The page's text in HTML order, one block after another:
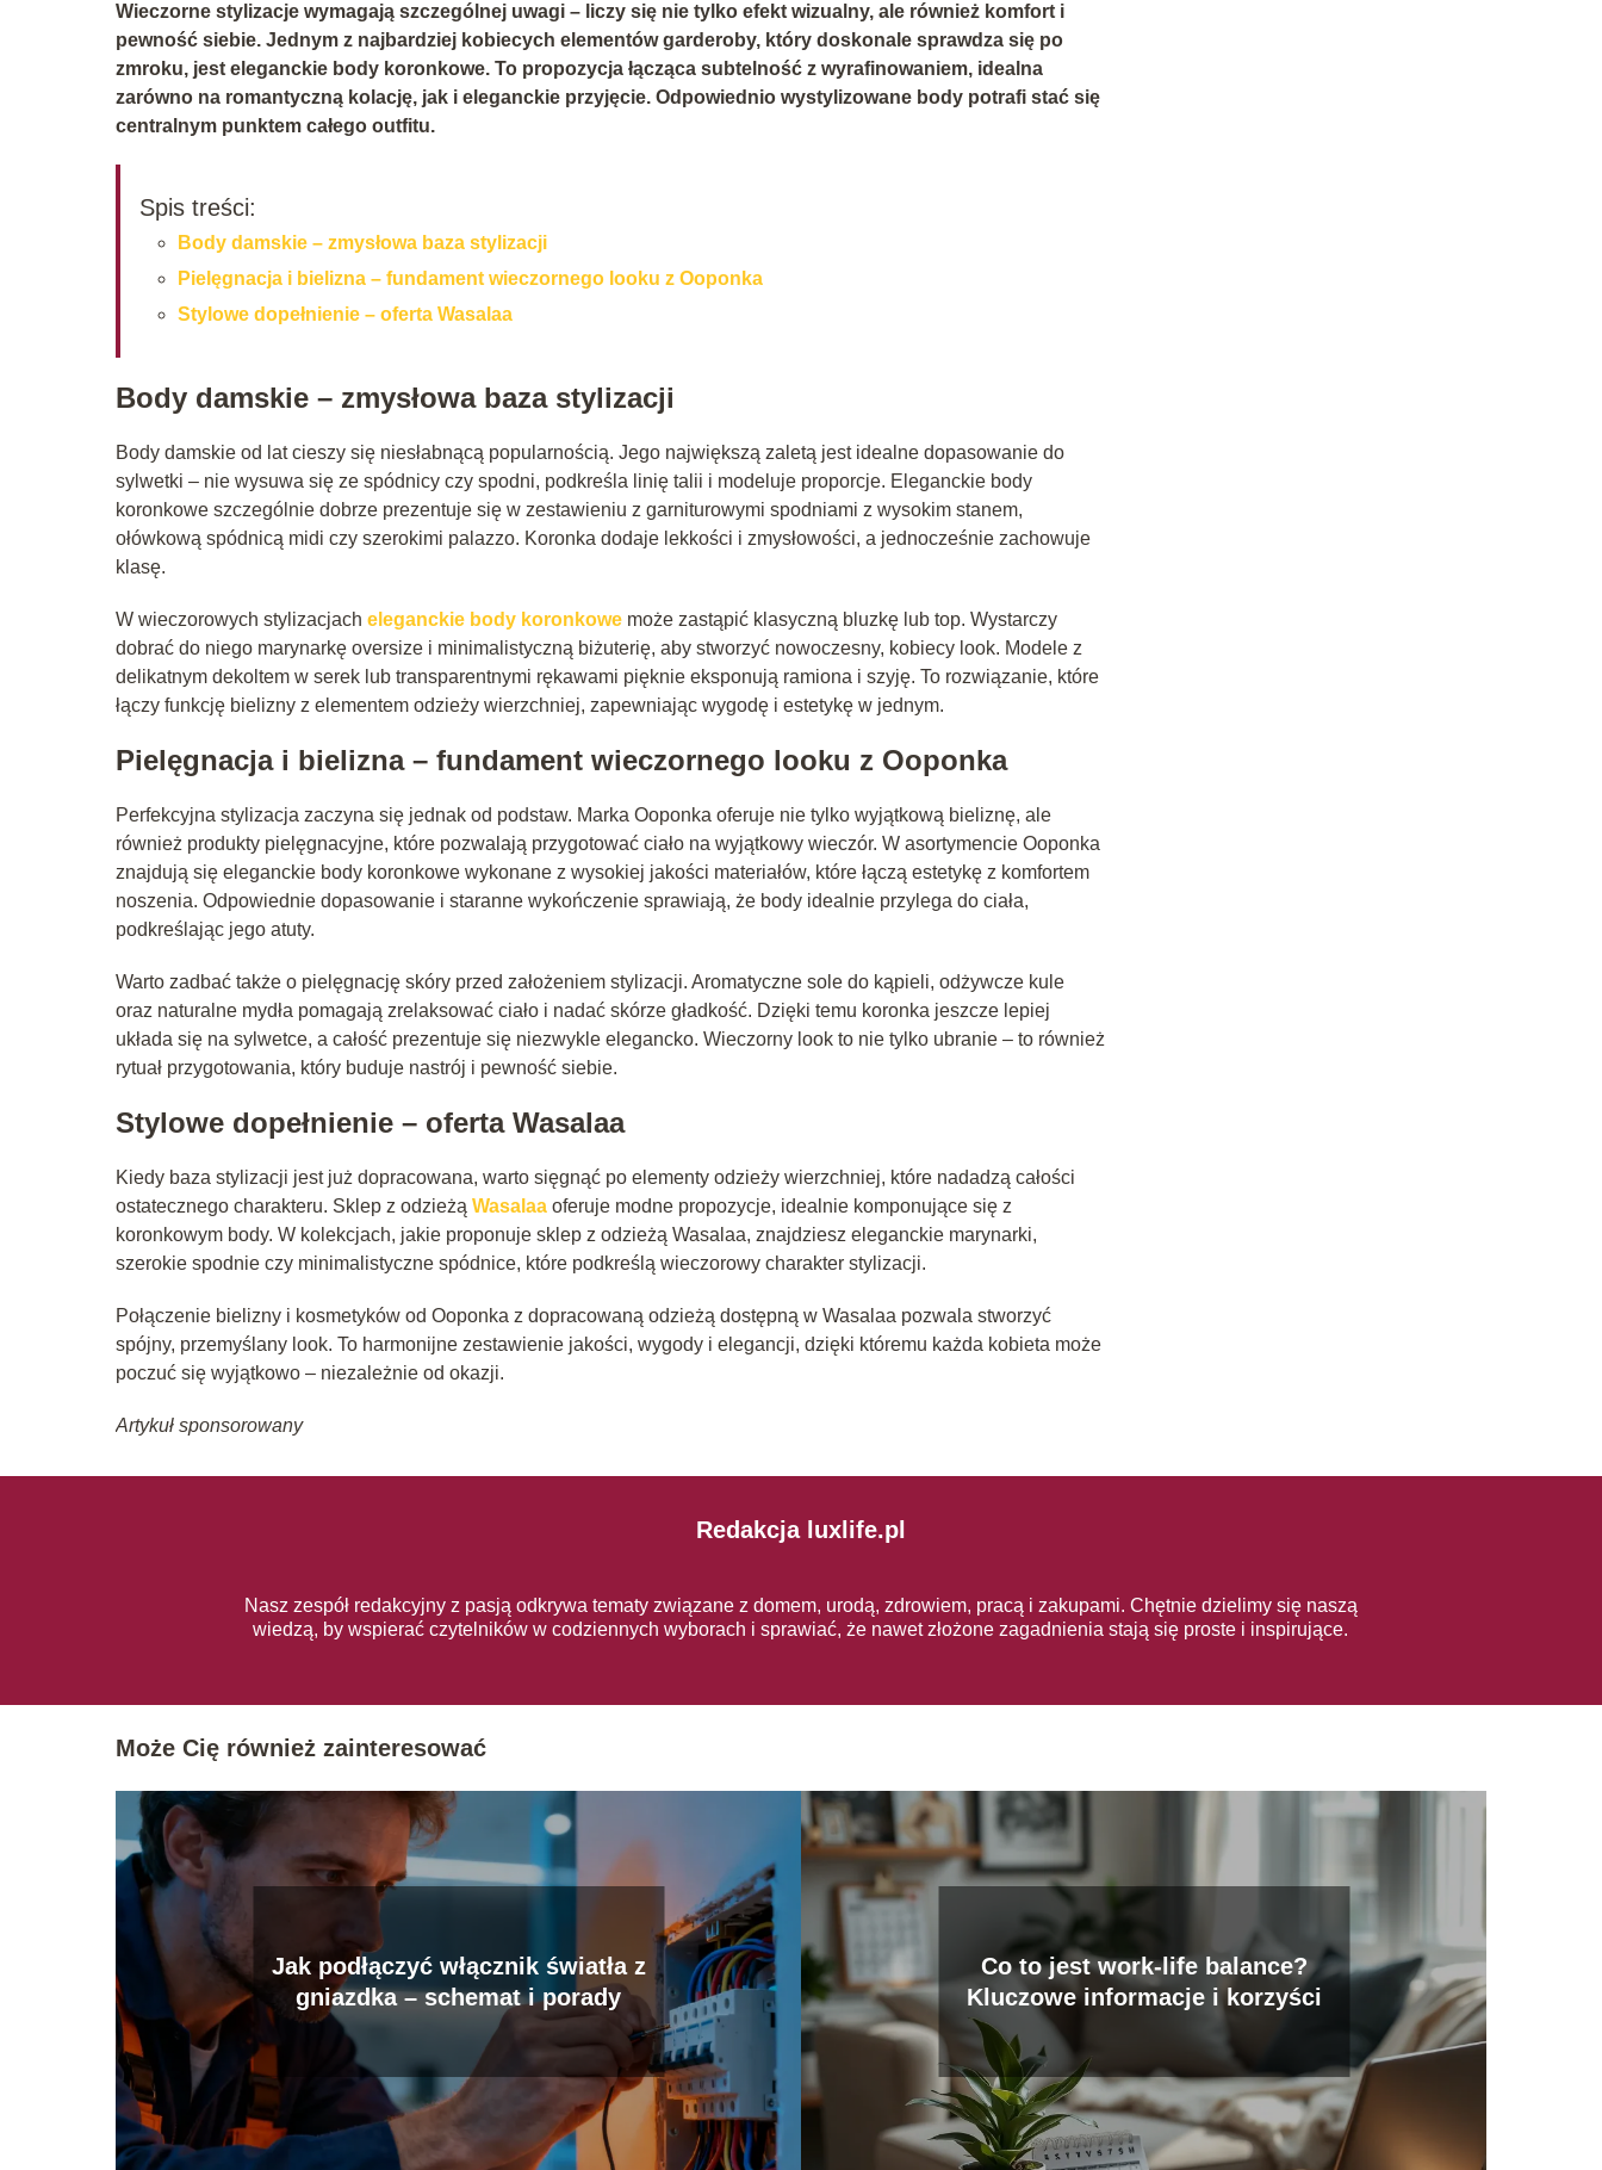
Wieczorne stylizacje wymagają szczególnej uwagi – liczy się nie tylko efekt wizualny, ale również komfort i
pewność siebie. Jednym z najbardziej kobiecych elementów garderoby, który doskonale sprawdza się po
zmroku, jest eleganckie body koronkowe. To propozycja łącząca subtelność z wyrafinowaniem, idealna
zarówno na romantyczną kolację, jak i eleganckie przyjęcie. Odpowiednio wystylizowane body potrafi stać się
centralnym punktem całego outfitu.
Spis treści:
Body damskie – zmysłowa baza stylizacji
Pielęgnacja i bielizna – fundament wieczornego looku z Ooponka
Stylowe dopełnienie – oferta Wasalaa
Body damskie – zmysłowa baza stylizacji
Body damskie od lat cieszy się niesłabnącą popularnością. Jego największą zaletą jest idealne dopasowanie do
sylwetki – nie wysuwa się ze spódnicy czy spodni, podkreśla linię talii i modeluje proporcje. Eleganckie body
koronkowe szczególnie dobrze prezentuje się w zestawieniu z garniturowymi spodniami z wysokim stanem,
ołówkową spódnicą midi czy szerokimi palazzo. Koronka dodaje lekkości i zmysłowości, a jednocześnie zachowuje
klasę.
W wieczorowych stylizacjach eleganckie body koronkowe może zastąpić klasyczną bluzkę lub top. Wystarczy
dobrać do niego marynarkę oversize i minimalistyczną biżuterię, aby stworzyć nowoczesny, kobiecy look. Modele z
delikatnym dekoltem w serek lub transparentnymi rękawami pięknie eksponują ramiona i szyję. To rozwiązanie, które
łączy funkcję bielizny z elementem odzieży wierzchniej, zapewniając wygodę i estetykę w jednym.
Pielęgnacja i bielizna – fundament wieczornego looku z Ooponka
Perfekcyjna stylizacja zaczyna się jednak od podstaw. Marka Ooponka oferuje nie tylko wyjątkową bieliznę, ale
również produkty pielęgnacyjne, które pozwalają przygotować ciało na wyjątkowy wieczór. W asortymencie Ooponka
znajdują się eleganckie body koronkowe wykonane z wysokiej jakości materiałów, które łączą estetykę z komfortem
noszenia. Odpowiednie dopasowanie i staranne wykończenie sprawiają, że body idealnie przylega do ciała,
podkreślając jego atuty.
Warto zadbać także o pielęgnację skóry przed założeniem stylizacji. Aromatyczne sole do kąpieli, odżywcze kule
oraz naturalne mydła pomagają zrelaksować ciało i nadać skórze gładkość. Dzięki temu koronka jeszcze lepiej
układa się na sylwetce, a całość prezentuje się niezwykle elegancko. Wieczorny look to nie tylko ubranie – to również
rytuał przygotowania, który buduje nastrój i pewność siebie.
Stylowe dopełnienie – oferta Wasalaa
Kiedy baza stylizacji jest już dopracowana, warto sięgnąć po elementy odzieży wierzchniej, które nadadzą całości
ostatecznego charakteru. Sklep z odzieżą Wasalaa oferuje modne propozycje, idealnie komponujące się z
koronkowym body. W kolekcjach, jakie proponuje sklep z odzieżą Wasalaa, znajdziesz eleganckie marynarki,
szerokie spodnie czy minimalistyczne spódnice, które podkreślą wieczorowy charakter stylizacji.
Połączenie bielizny i kosmetyków od Ooponka z dopracowaną odzieżą dostępną w Wasalaa pozwala stworzyć
spójny, przemyślany look. To harmonijne zestawienie jakości, wygody i elegancji, dzięki któremu każda kobieta może
poczuć się wyjątkowo – niezależnie od okazji.
Artykuł sponsorowany
Redakcja luxlife.pl
Nasz zespół redakcyjny z pasją odkrywa tematy związane z domem, urodą, zdrowiem, pracą i zakupami. Chętnie dzielimy się naszą
wiedzą, by wspierać czytelników w codziennych wyborach i sprawiać, że nawet złożone zagadnienia stają się proste i inspirujące.
Może Cię również zainteresować
Jak podłączyć włącznik światła z
gniazdka – schemat i porady
Co to jest work-life balance?
Kluczowe informacje i korzyści